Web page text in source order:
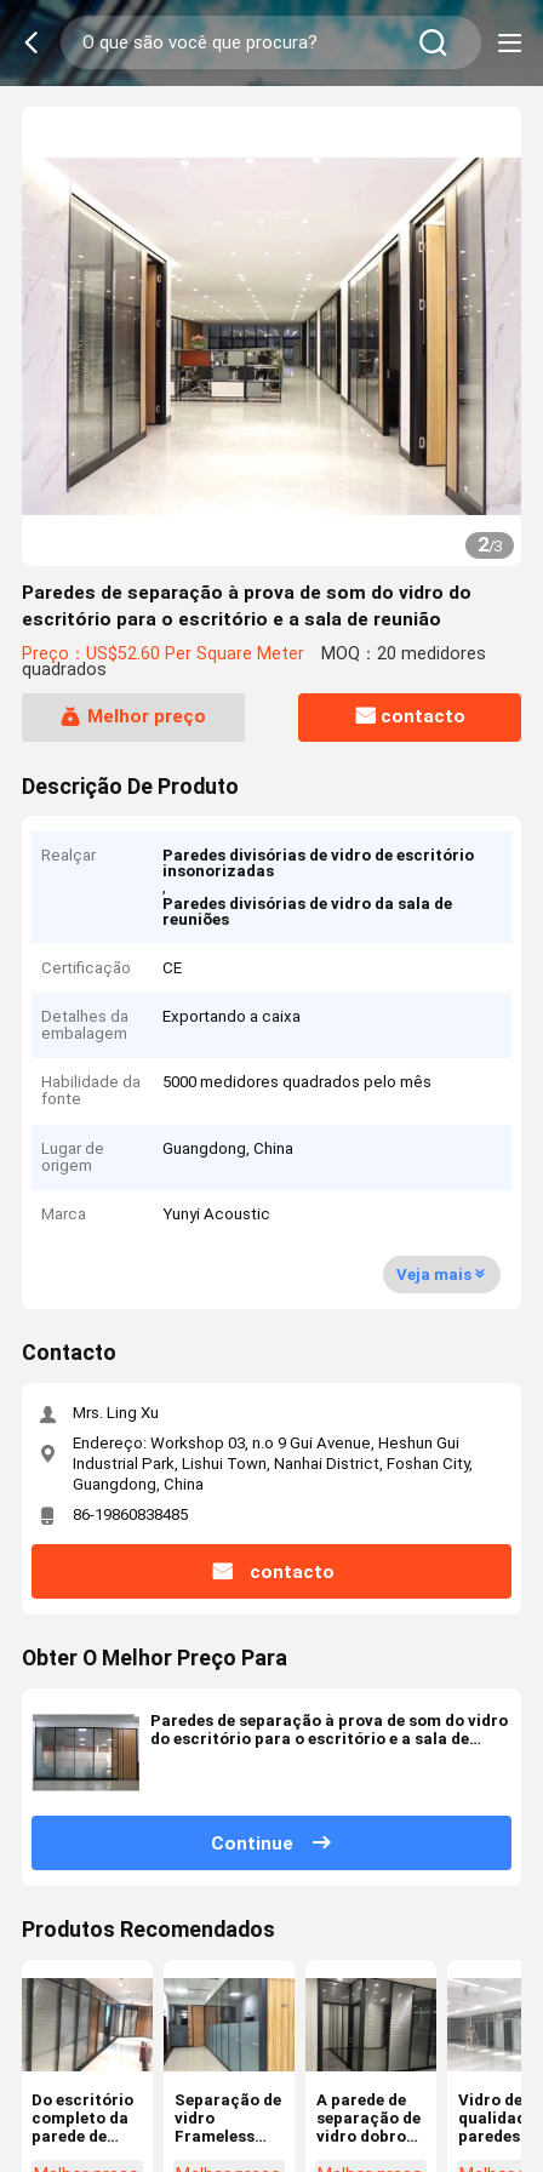
2/3
Paredes de separação à prova de som do vidro do
escritório para o escritório e a sala de reunião
Preço：US$52.60 Per Square Meter MOQ：20 medidores
quadrados
Melhor preço contacto
Descrição De Produto
Realçar
Paredes divisórias de vidro de escritório
insonorizadas
,
Paredes divisórias de vidro da sala de
reuniões
Certificação CE
Detalhes da
embalagem
Exportando a caixa
Habilidade da
fonte
5000 medidores quadrados pelo mês
Lugar de
origem
Guangdong, China
Marca Yunyi Acoustic
Veja mais
Contacto
Mrs. Ling Xu
Endereço: Workshop 03, n.o 9 Gui Avenue, Heshun Gui
Industrial Park, Lishui Town, Nanhai District, Foshan City,
Guangdong, China
86-19860838485
contacto
Obter O Melhor Preço Para
Paredes de separação à prova de som do vidro
do escritório para o escritório e a sala de
Continue
Produtos Recomendados
Do escritório
completo da
parede de
Separação de
vidro
Frameless
A parede de
separação de
vidro dobro
Vidro de
qualidade
paredes de